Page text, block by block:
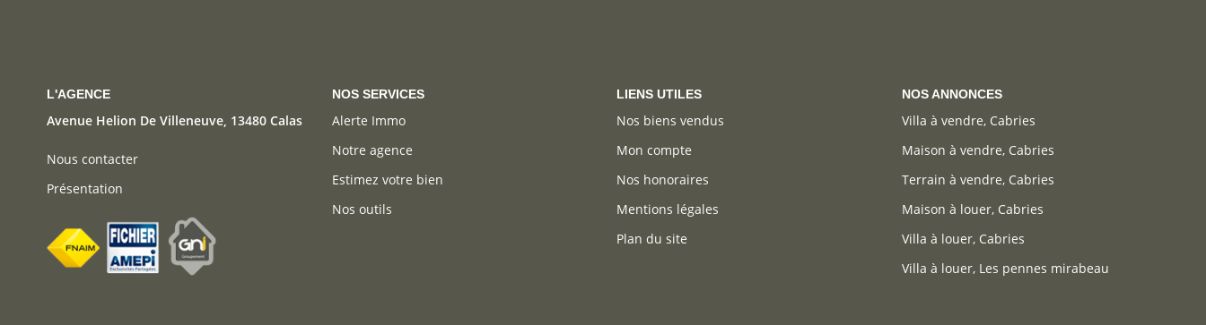
L'AGENCE
Avenue Helion De Villeneuve, 13480 Calas
Nous contacter
Présentation
NOS SERVICES
Alerte Immo
Notre agence
Estimez votre bien
Nos outils
LIENS UTILES
Nos biens vendus
Mon compte
Nos honoraires
Mentions légales
Plan du site
NOS ANNONCES
Villa à vendre, Cabries
Maison à vendre, Cabries
Terrain à vendre, Cabries
Maison à louer, Cabries
Villa à louer, Cabries
Villa à louer, Les pennes mirabeau